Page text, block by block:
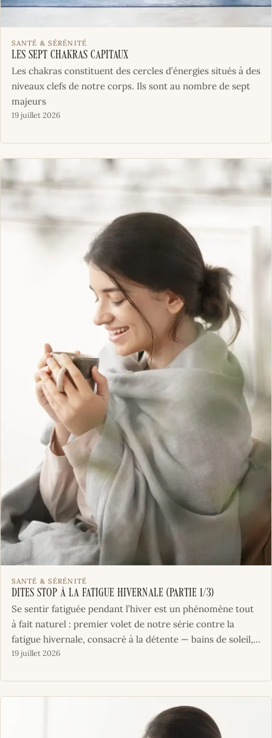
SANTÉ & SÉRÉNITÉ
Les sept chakras capitaux
Les chakras constituent des cercles d’énergies situés à des
niveaux clefs de notre corps. Ils sont au nombre de sept
majeurs
19 juillet 2026
SANTÉ & SÉRÉNITÉ
Dites stop à la fatigue hivernale (Partie 1/3)
Se sentir fatiguée pendant l’hiver est un phénomène tout
à fait naturel : premier volet de notre série contre la
fatigue hivernale, consacré à la détente — bains de soleil,…
19 juillet 2026